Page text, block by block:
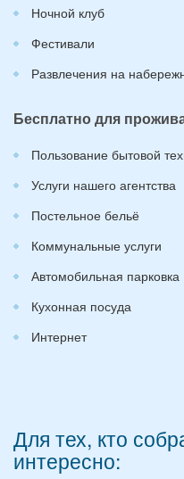
Ночной клуб
Фестивали
Развлечения на
Бесплатно для
Пользование бытовой
Услуги нашего агентства
Постельное бельё
Коммунальные услуги
Автомобильная парковка
Кухонная посуда
Интернет
Для тех, кто
интересно: